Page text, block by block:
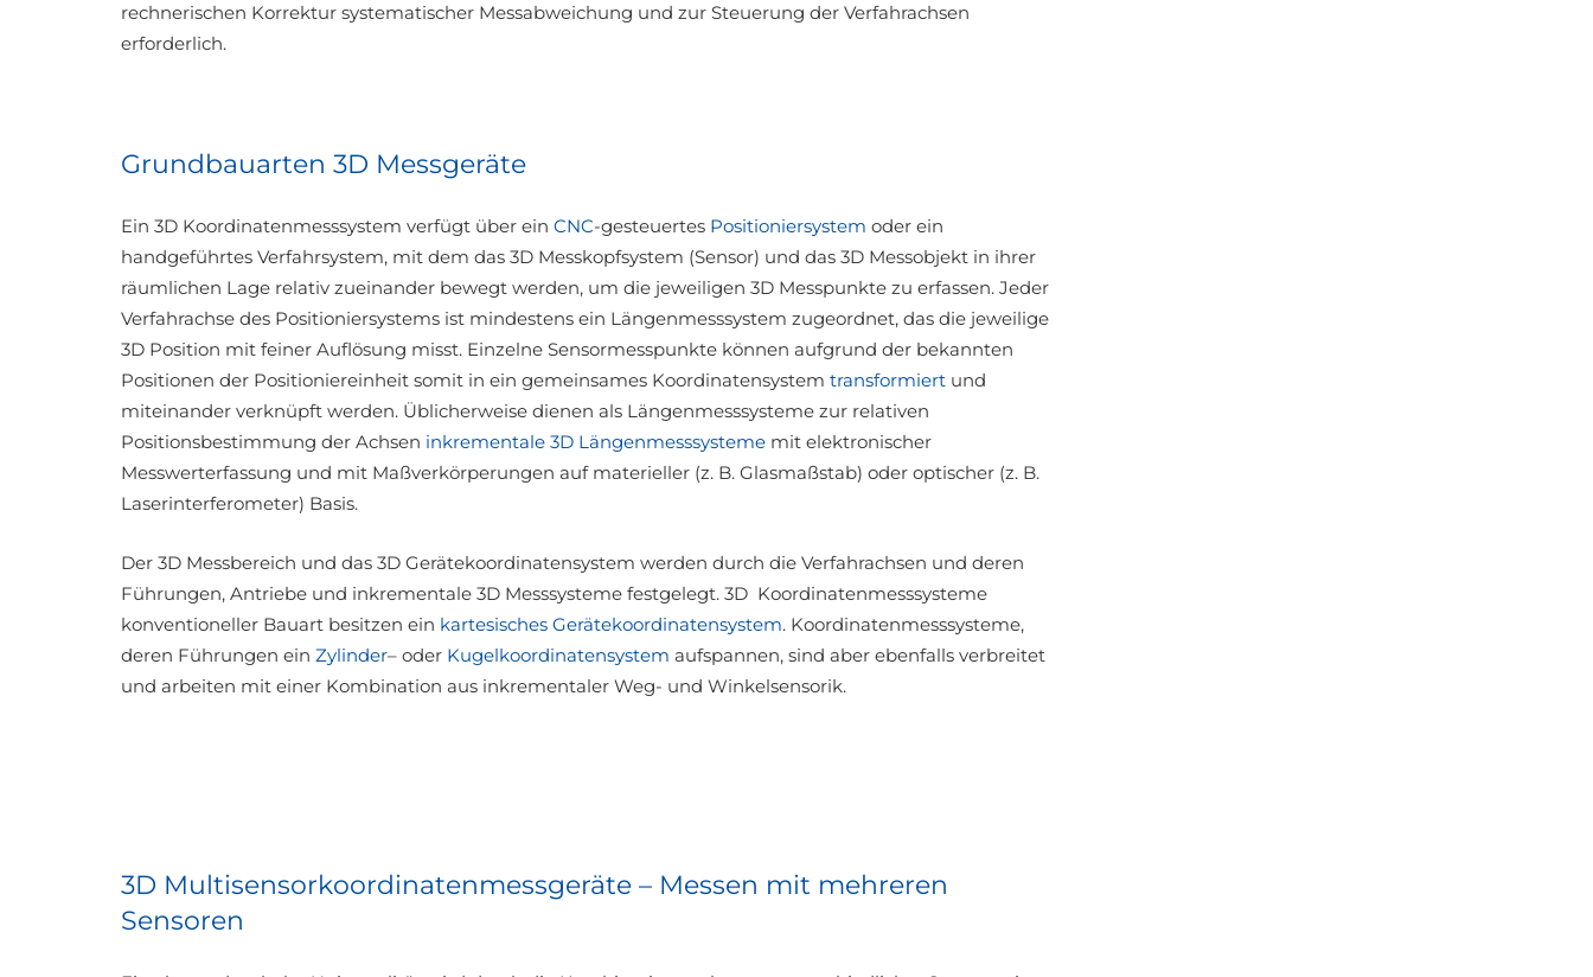
rechnerischen Korrektur systematischer Messabweichung und zur Steuerung der Verfahrachsen
erforderlich.
Grundbauarten 3D Messgeräte
Ein 3D Koordinatenmesssystem verfügt über ein CNC-gesteuertes Positioniersystem oder ein
handgeführtes Verfahrsystem, mit dem das 3D Messkopfsystem (Sensor) und das 3D Messobjekt in ihrer
räumlichen Lage relativ zueinander bewegt werden, um die jeweiligen 3D Messpunkte zu erfassen. Jeder
Verfahrachse des Positioniersystems ist mindestens ein Längenmesssystem zugeordnet, das die jeweilige
3D Position mit feiner Auflösung misst. Einzelne Sensormesspunkte können aufgrund der bekannten
Positionen der Positioniereinheit somit in ein gemeinsames Koordinatensystem transformiert und
miteinander verknüpft werden. Üblicherweise dienen als Längenmesssysteme zur relativen
Positionsbestimmung der Achsen inkrementale 3D Längenmesssysteme mit elektronischer
Messwerterfassung und mit Maßverkörperungen auf materieller (z. B. Glasmaßstab) oder optischer (z. B.
Laserinterferometer) Basis.
Der 3D Messbereich und das 3D Gerätekoordinatensystem werden durch die Verfahrachsen und deren
Führungen, Antriebe und inkrementale 3D Messsysteme festgelegt. 3D Koordinatenmesssysteme
konventioneller Bauart besitzen ein kartesisches Gerätekoordinatensystem. Koordinatenmesssysteme,
deren Führungen ein Zylinder– oder Kugelkoordinatensystem aufspannen, sind aber ebenfalls verbreitet
und arbeiten mit einer Kombination aus inkrementaler Weg- und Winkelsensorik.
3D Multisensorkoordinatenmessgeräte – Messen mit mehreren
Sensoren